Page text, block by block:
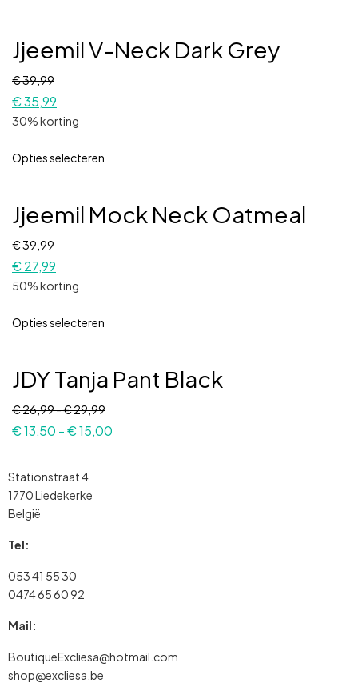
Jjeemil V-Neck Dark Grey
€39,99
€35,99
30% korting
Opties selecteren
Jjeemil Mock Neck Oatmeal
€39,99
€27,99
50% korting
Opties selecteren
JDY Tanja Pant Black
€26,99-€29,99
€13,50 -€15,00
Stationstraat 4
1770 Liedekerke
België
Tel:
053 41 55 30
0474 65 60 92
Mail:
BoutiqueExcliesa@hotmail.com
shop@excliesa.be